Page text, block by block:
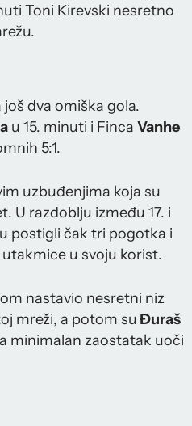
Toni Kirevski nesretno
dva omiška gola.
u 15. minuti i Finca Vanhe
5:1.
uzbuđenjima koja su
U razdoblju između 17. i
postigli čak tri pogotka i
u svoju korist.
nastavio nesretni niz
mreži, a potom suĐuraš
minimalan zaostatak uoči